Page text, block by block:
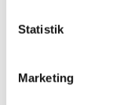
Statistik
Marketing
Du vil